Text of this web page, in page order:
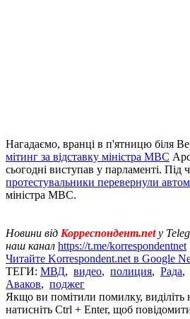
Нагадаємо, вранці в п'ятницю біля
мітинг за відставку міністра МВС
сьогодні виступав у парламенті. Під
протестувальники перевернули
міністра МВС.
Новини від Корреспондент.net у
наш канал https://t.me/korrespondentnet
Читайте Korrespondent.net в Google
ТЕГИ: МВД, видео, полиция, Рада,
Аваков, поджег
Якщо ви помітили помилку, виділіть
натисніть Ctrl + Enter, щоб